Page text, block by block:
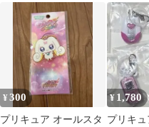
典 クリアカード
セサリー
¥300
プリキュア オールスタ
¥ 1,780
プリキ